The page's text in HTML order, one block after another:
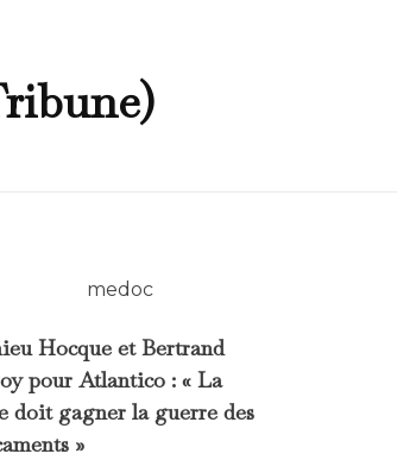
Hocque et Bertrand
pour Atlantico : « La
doit gagner la guerre des
»